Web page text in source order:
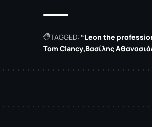
TAGGED: “Leon the
Tom Clancy Βασίλης